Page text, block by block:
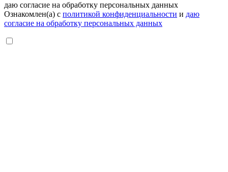
даю согласие на обработку персональных данных
Ознакомлен(а) с политикой конфиденциальности и даю
согласие на обработку персональных данных